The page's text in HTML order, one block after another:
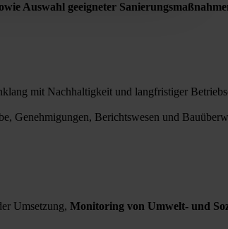
Auswahl geeigneter
mit Nachhaltigkeit und langfristiger
Genehmigungen, Berichtswesen und
Umsetzung, Monitoring von Umwelt- und